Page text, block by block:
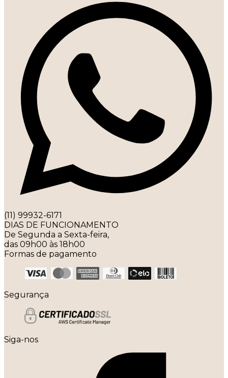
(11) 99932-6171
DIAS DE FUNCIONAMENTO
De Segunda a Sexta-feira,
das 09h00 às 18h00
Formas de pagamento
Segurança
Siga-nos